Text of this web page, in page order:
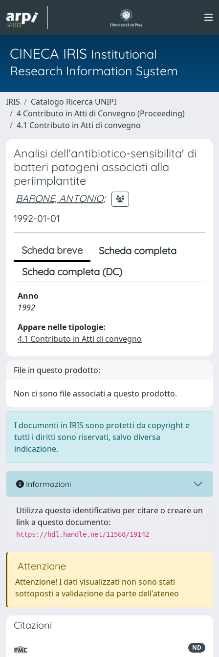
CINECA IRIS Institutional
Research Information System
IRIS
Catalogo Ricerca UNIPI
4 Contributo in Atti di Convegno (Proceeding)
4.1 Contributo in Atti di convegno
Analisi dell'antibiotico-sensibilita' di
batteri patogeni associati alla
periimplantite
BARONE, ANTONIO;
1992-01-01
Scheda breve
Scheda completa
Scheda completa (DC)
Anno
1992
Appare nelle tipologie:
4.1 Contributo in Atti di convegno
File in questo prodotto:
Non ci sono file associati a questo prodotto.
I documenti in IRIS sono protetti da copyright e
tutti i diritti sono riservati, salvo diversa
indicazione.
Informazioni
Utilizza questo identificativo per citare o creare un
link a questo documento:
https://hdl.handle.net/11568/19142
Attenzione
Attenzione! I dati visualizzati non sono stati
sottoposti a validazione da parte dell'ateneo
Citazioni
ND